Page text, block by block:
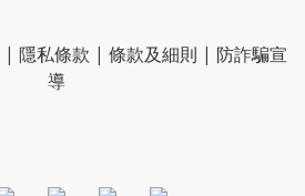
| 隱私條款 | 條款及細則 | 防詐騙宣
導